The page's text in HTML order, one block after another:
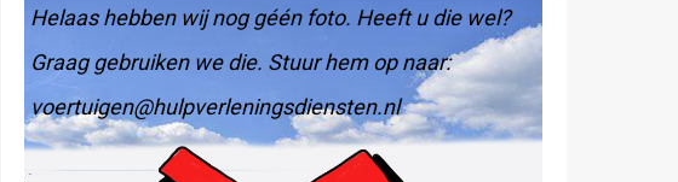
Helaas hebben wij nog géén foto. Heeft u die wel?
Graag gebruiken we die. Stuur hem op naar:
voertuigen@hulpverleningsdiensten.nl